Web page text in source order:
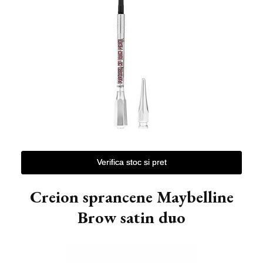
Verifica stoc si pret
Creion sprancene Maybelline
Brow satin duo